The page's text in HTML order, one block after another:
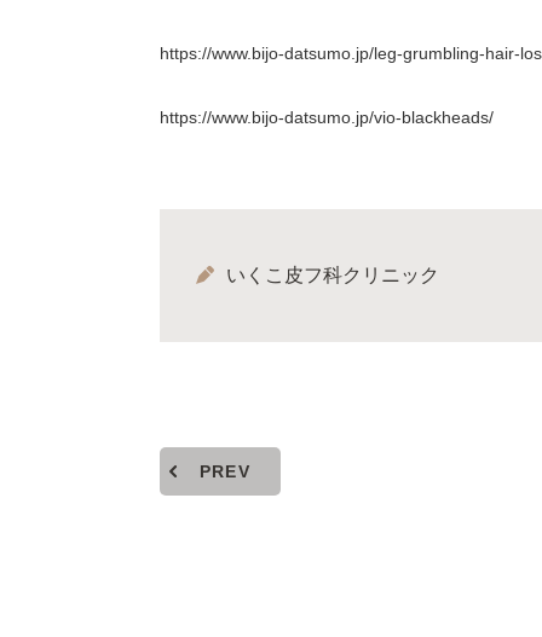
https://www.bijo-datsumo.jp/leg-grumbling-hair-
https://www.bijo-datsumo.jp/vio-blackheads/
いくこ皮フ科クリニック
PREV